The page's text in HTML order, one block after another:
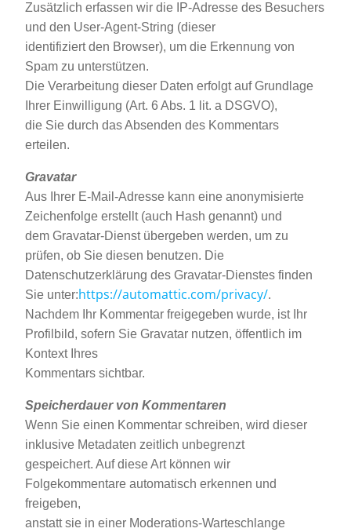
Zusätzlich erfassen wir die IP-Adresse des Besuchers
und den User-Agent-String (dieser
identifiziert den Browser), um die Erkennung von
Spam zu unterstützen.
Die Verarbeitung dieser Daten erfolgt auf Grundlage
Ihrer Einwilligung (Art. 6 Abs. 1 lit. a DSGVO),
die Sie durch das Absenden des Kommentars
erteilen.
Gravatar
Aus Ihrer E-Mail-Adresse kann eine anonymisierte
Zeichenfolge erstellt (auch Hash genannt) und
dem Gravatar-Dienst übergeben werden, um zu
prüfen, ob Sie diesen benutzen. Die
Datenschutzerklärung des Gravatar-Dienstes finden
Sie unter:https://automattic.com/privacy/.
Nachdem Ihr Kommentar freigegeben wurde, ist Ihr
Profilbild, sofern Sie Gravatar nutzen, öffentlich im
Kontext Ihres
Kommentars sichtbar.
Speicherdauer von Kommentaren
Wenn Sie einen Kommentar schreiben, wird dieser
inklusive Metadaten zeitlich unbegrenzt
gespeichert. Auf diese Art können wir
Folgekommentare automatisch erkennen und
freigeben,
anstatt sie in einer Moderations-Warteschlange